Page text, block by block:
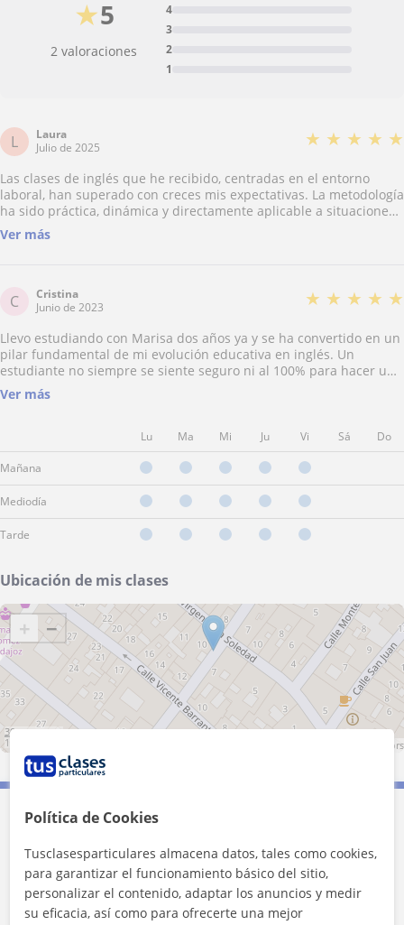
5
★
2 valoraciones
1
2
3
4
L
Laura
Julio de 2025
★ ★ ★ ★ ★
Las clases de inglés que he recibido, centradas en el entorno
laboral, han superado con creces mis expectativas. La metodología
ha sido práctica, dinámica y directamente aplicable a situaciones
reales del día a día en el trabajo. Recomiendo las clases sin
ninguna duda a cualquier persona que quiera mejorar su inglés
Ver más
C
Cristina
Junio de 2023
★ ★ ★ ★ ★
Llevo estudiando con Marisa dos años ya y se ha convertido en un
pilar fundamental de mi evolución educativa en inglés. Un
estudiante no siempre se siente seguro ni al 100% para hacer un
examen y Marisa siempre me impulsa para seguir, motivándome a
ser mejor y a sacar lo mejor de mi. Por lo que todo se hace mucho
un crack en inglés a la vez que crece en muchos más aspectoa de
su vida
Ver más
Lu Ma Mi Ju Vi Sá Do
Mañana
Mediodía
Tarde
Ubicación de mis clases
+ −
30 m
100 ft
contributors
Contacta con Marisa
Tarifa
1ª clase gratis
Política de Cookies
Tusclasesparticulares almacena datos, tales como cookies,
para garantizar el funcionamiento básico del sitio,
personalizar el contenido, adaptar los anuncios y medir
su eficacia, así como para ofrecerte una mejor